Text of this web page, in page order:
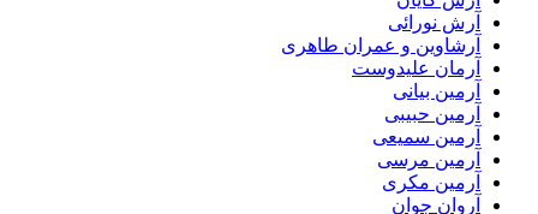
آرش نورائی
آرشاوین و عمران طاهری
آرمان علیدوست
آرمین بیانی
آرمین حبیبی
آرمین سمیعی
آرمین مرسی
آرمین مکری
آروان جوان